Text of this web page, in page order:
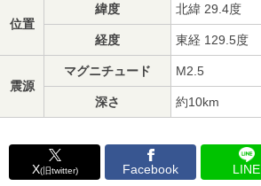
位置
緯度 北緯 29.4度
経度 東経 129.5度
震源
マグニチュード M2.5
深さ 約10km
X(旧twitter) Facebook LINE